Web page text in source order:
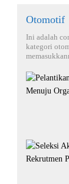
Otomotif
Ini adalah
kategori